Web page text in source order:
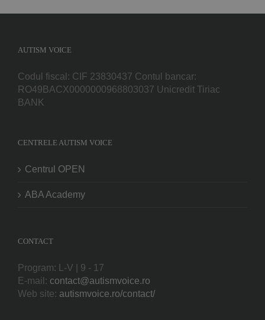
AUTISM VOICE
Codul fiscal: CIF 23830437 Contul bancar:
RO49BACX0000000968803037 Unicredit Tiriac
BANK
CENTRELE AUTISM VOICE
Centrul OPEN
ABA Academy
CONTACT
Program: L-V | 9 - 17
E-mail: contact@autismvoice.ro
Web site: autismvoice.ro/contact/